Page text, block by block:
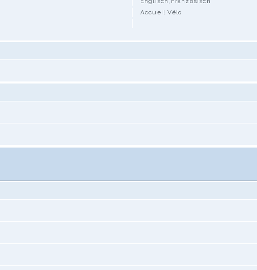
Accueil Vélo